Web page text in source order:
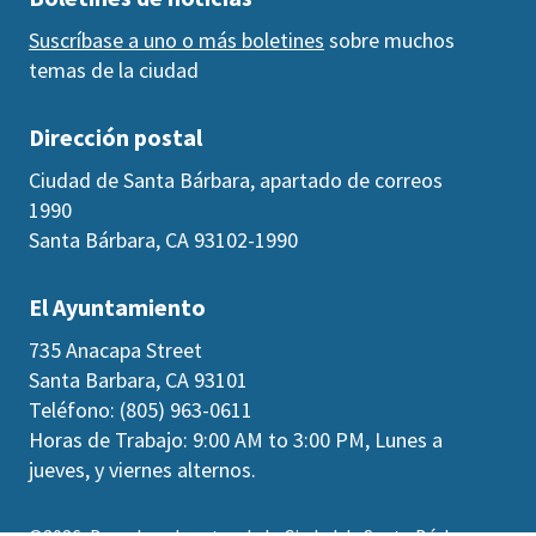
El Ayuntamiento
735 Anacapa Street
Santa Barbara, CA 93101
Teléfono: (805) 963-0611
Horas de Trabajo: 9:00 AM to 3:00 PM, Lunes a
jueves, y viernes alternos.
Dirección postal
Ciudad de Santa Bárbara, apartado de correos
1990
Santa Bárbara, CA 93102-1990
Suscríbase a uno o más boletines sobre muchos
temas de la ciudad